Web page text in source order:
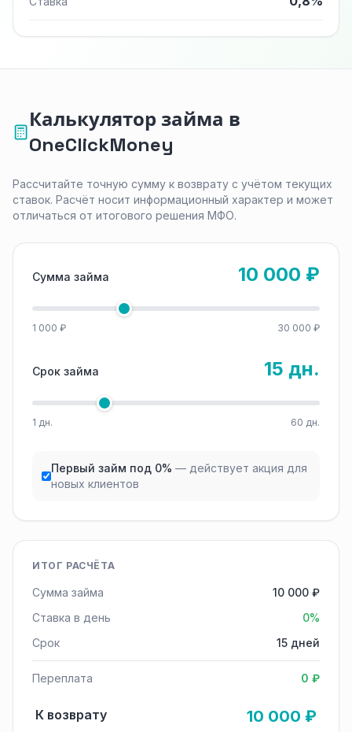
Калькулятор займа в
OneClickMoney
Рассчитайте точную сумму к возврату с учётом текущих
ставок. Расчёт носит информационный характер и может
отличаться от итогового решения МФО.
Сумма займа 10 000 ₽
1 000 ₽ 30 000 ₽
Срок займа 15 дн.
1 дн. 60 дн.
Первый займ под 0% — действует акция для
новых клиентов
ИТОГ РАСЧЁТА
Сумма займа
10 000 ₽
Ставка в день
0%
Срок
15 дней
Переплата 0 ₽
К возврату 10 000 ₽